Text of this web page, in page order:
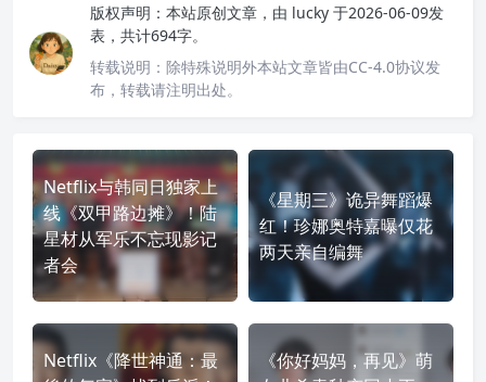
版权声明： 本站原创文章，由 lucky 于2026-06-09发
表，共计694字。
转载说明： 除特殊说明外本站文章皆由CC-4.0协议发
布，转载请注明出处。
Netflix与韩同日独家上
线《双甲路边摊》！陆
星材从军乐不忘现影记
者会
《星期三》诡异舞蹈爆
红！珍娜奥特嘉曝仅花
两天亲自编舞
Netflix《降世神通：最
《你好妈妈，再见》萌